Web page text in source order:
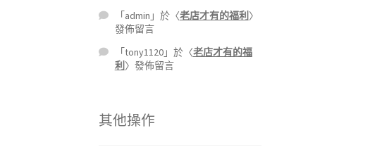
「admin 」於〈老店才有的福利 〉
發佈留言
「tony1120」於〈老店才有的福
利 〉發佈留言
其他操作